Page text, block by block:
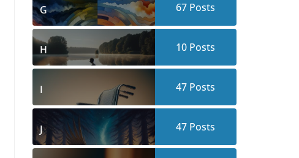
G 67 Posts
H 10 Posts
I 47 Posts
J 47 Posts